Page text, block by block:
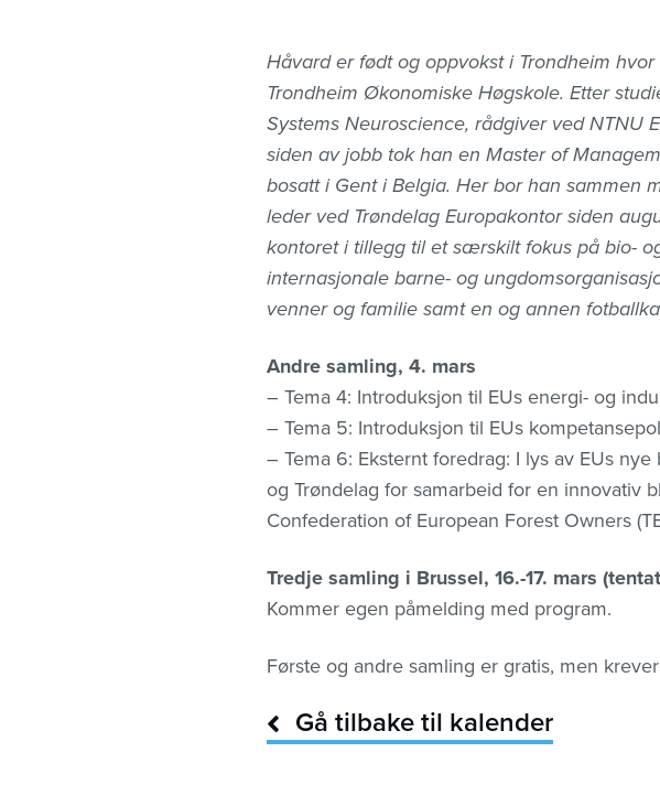
Håvard er født og oppvokst i Trondheim
Trondheim Økonomiske Høgskole. Etter
Systems Neuroscience, rådgiver ved NTNU
siden av jobb tok han en Master of
bosatt i Gent i Belgia. Her bor han sammen
leder ved Trøndelag Europakontor siden
kontoret i tillegg til et særskilt fokus på bio-
internasjonale barne- og
venner og familie samt en og annen
Andre samling, 4. mars
– Tema 4: Introduksjon til EUs energi- og
– Tema 5: Introduksjon til EUs
– Tema 6: Eksternt foredrag: I lys av EUs
og Trøndelag for samarbeid for en innovativ
Confederation of European Forest Owners
Tredje samling i Brussel, 16.-17. mars
Kommer egen påmelding med program.
Første og andre samling er gratis, men
Gå tilbake til kalender